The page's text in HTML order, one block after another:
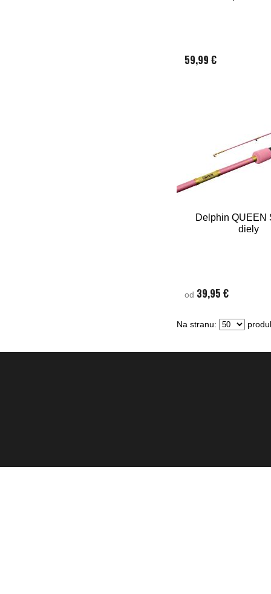
59,99 €
Delphin QUEEN
diely
od 39,95 €
Na stranu: